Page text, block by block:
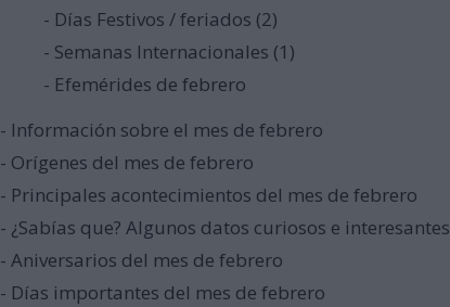
- Días Festivos / feriados (2)
- Semanas Internacionales (1)
- Efemérides de febrero
- Información sobre el mes de febrero
- Orígenes del mes de febrero
- Principales acontecimientos del mes de febrero
- ¿Sabías que? Algunos datos curiosos e interesantes
- Aniversarios del mes de febrero
- Días importantes del mes de febrero